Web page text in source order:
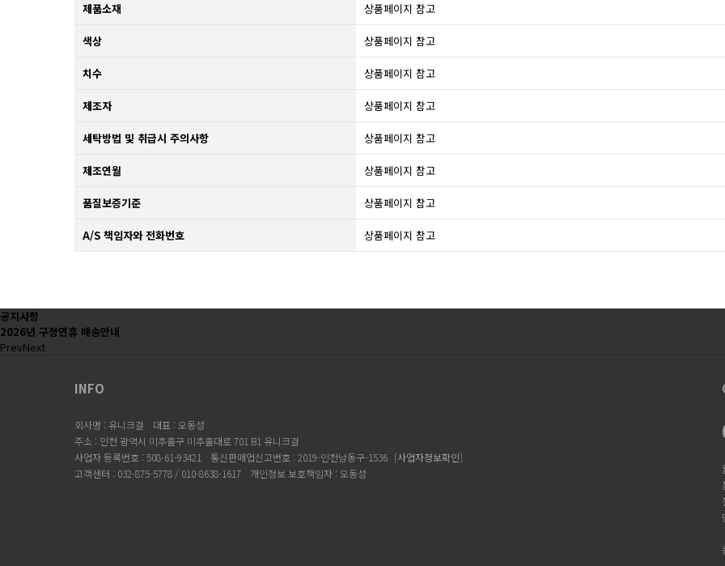
제품소재 상품페이지 참고
색상 상품페이지 참고
치수 상품페이지 참고
제조자 상품페이지 참고
세탁방법 및 취급시 주의사항 상품페이지 참고
제조연월 상품페이지 참고
품질보증기준 상품페이지 참고
A/S 책임자와 전화번호 상품페이지 참고
공지사항
2026년 구정연휴 배송안내
PrevNext
INFO
회사명 : 유니크걸
대표 : 오동성
주소 : 인천 광역시 미추홀구 미추홀대로 701 B1 유니크걸
사업자 등록번호 : 508-61-93421
통신판매업신고번호 : 2019-인천남동구-1536 [사업자정보확인]
고객센터 : 032-875-5778 / 010-8638-1617
개인정보 보호책임자 : 오동성